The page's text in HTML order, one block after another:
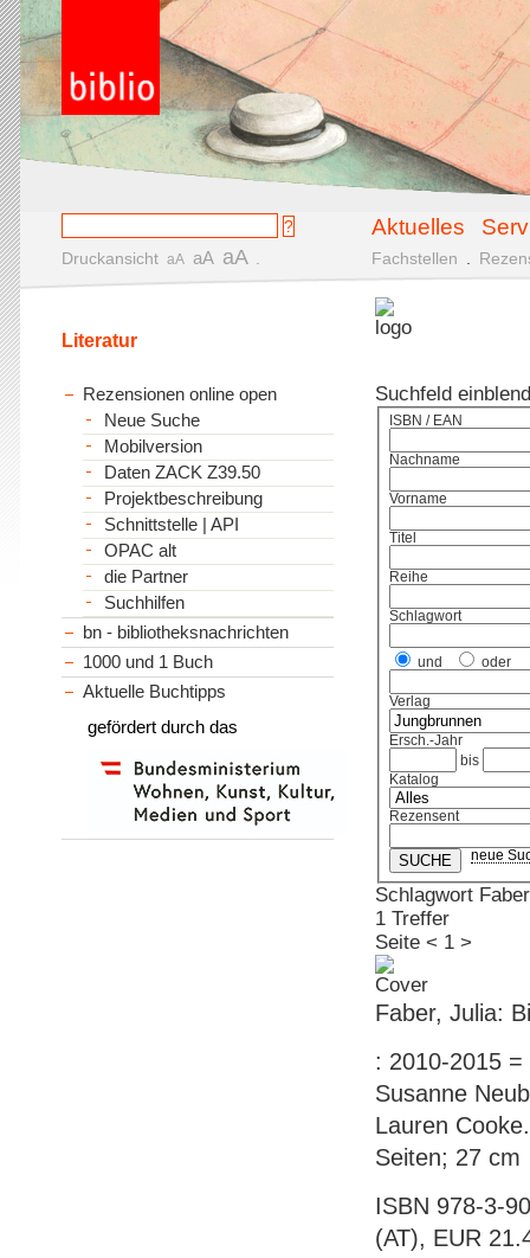
Aktuelles
Druckansicht aA aA aA Fachstellen
Suchfeld
ISBN / EAN
Nachname
Vorname
Titel
Reihe
Schlagwort
und oder
Verlag
Ersch.-Jahr
bis
Katalog
Rezensent
neue
Schlagwort
1 Treffer
Seite < 1 >
Faber, Julia:
: 2010-2015
Susanne
Lauren
Seiten; 27 cm
ISBN 978-3-
(AT), EUR
Literatur
Rezensionen online open
Neue Suche
Mobilversion
Daten ZACK Z39.50
Projektbeschreibung
Schnittstelle | API
OPAC alt
die Partner
Suchhilfen
bn - bibliotheksnachrichten
1000 und 1 Buch
Aktuelle Buchtipps
gefördert durch das